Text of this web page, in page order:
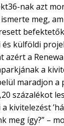
nak azt
meg,
külföldi
azért a
a
maradjon a
százalékot
kivitelezést
meg így?” –